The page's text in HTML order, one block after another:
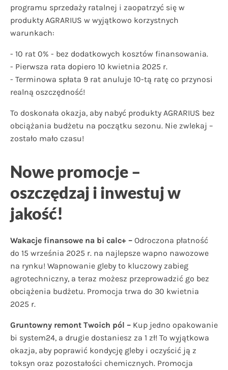
programu sprzedaży ratalnej i zaopatrzyć się w
produkty AGRARIUS w wyjątkowo korzystnych
warunkach:
- 10 rat 0% - bez dodatkowych kosztów finansowania.
- Pierwsza rata dopiero 10 kwietnia 2025 r.
- Terminowa spłata 9 rat anuluje 10-tą ratę co przynosi
realną oszczędność!
To doskonała okazja, aby nabyć produkty AGRARIUS bez
obciążania budżetu na początku sezonu. Nie zwlekaj –
zostało mało czasu!
Nowe promocje –
oszczędzaj i inwestuj w
jakość!
Wakacje finansowe na bi calc+ – Odroczona płatność
do 15 września 2025 r. na najlepsze wapno nawozowe
na rynku! Wapnowanie gleby to kluczowy zabieg
agrotechniczny, a teraz możesz przeprowadzić go bez
obciążenia budżetu. Promocja trwa do 30 kwietnia
2025 r.
Gruntowny remont Twoich pól – Kup jedno opakowanie
bi system24, a drugie dostaniesz za 1 zł! To wyjątkowa
okazja, aby poprawić kondycję gleby i oczyścić ją z
toksyn oraz pozostałości chemicznych. Promocja